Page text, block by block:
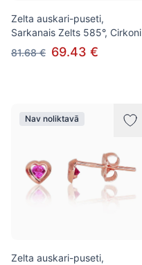
Zelta auskari-puseti,
Sarkanais Zelts 585°, Cirkoni
81.68 € 69.43 €
Nav noliktavā
Zelta auskari-puseti,